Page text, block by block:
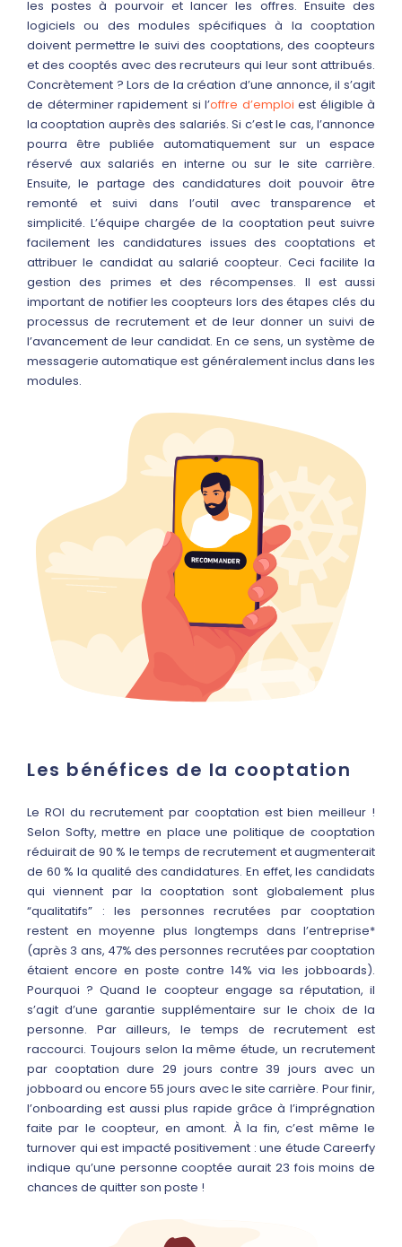
les postes à pourvoir et lancer les offres. Ensuite des
logiciels ou des modules spécifiques à la cooptation
doivent permettre le suivi des cooptations, des coopteurs
et des cooptés avec des recruteurs qui leur sont attribués.
Concrètement ? Lors de la création d’une annonce, il s’agit
de déterminer rapidement si l’offre d’emploi est éligible à
la cooptation auprès des salariés. Si c’est le cas, l’annonce
pourra être publiée automatiquement sur un espace
réservé aux salariés en interne ou sur le site carrière.
Ensuite, le partage des candidatures doit pouvoir être
remonté et suivi dans l’outil avec transparence et
simplicité. L’équipe chargée de la cooptation peut suivre
facilement les candidatures issues des cooptations et
attribuer le candidat au salarié coopteur. Ceci facilite la
gestion des primes et des récompenses. Il est aussi
important de notifier les coopteurs lors des étapes clés du
processus de recrutement et de leur donner un suivi de
l’avancement de leur candidat. En ce sens, un système de
messagerie automatique est généralement inclus dans les
modules.
Les bénéfices de la cooptation
Le ROI du recrutement par cooptation est bien meilleur !
Selon Softy, mettre en place une politique de cooptation
réduirait de 90 % le temps de recrutement et augmenterait
de 60 % la qualité des candidatures. En effet, les candidats
qui viennent par la cooptation sont globalement plus
“qualitatifs” : les personnes recrutées par cooptation
restent en moyenne plus longtemps dans l’entreprise*
(après 3 ans, 47% des personnes recrutées par cooptation
étaient encore en poste contre 14% via les jobboards).
Pourquoi ? Quand le coopteur engage sa réputation, il
s’agit d’une garantie supplémentaire sur le choix de la
personne. Par ailleurs, le temps de recrutement est
raccourci. Toujours selon la même étude, un recrutement
par cooptation dure 29 jours contre 39 jours avec un
jobboard ou encore 55 jours avec le site carrière. Pour finir,
l’onboarding est aussi plus rapide grâce à l’imprégnation
faite par le coopteur, en amont. À la fin, c’est même le
turnover qui est impacté positivement : une étude Careerfy
indique qu’une personne cooptée aurait 23 fois moins de
chances de quitter son poste !